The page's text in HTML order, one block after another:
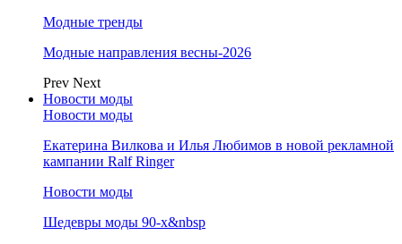
Модные тренды
Модные направления весны-2026
Prev Next
Новости моды
Новости моды
Екатерина Вилкова и Илья Любимов в новой рекламной
кампании Ralf Ringer
Новости моды
Шедевры моды 90-х&nbsp